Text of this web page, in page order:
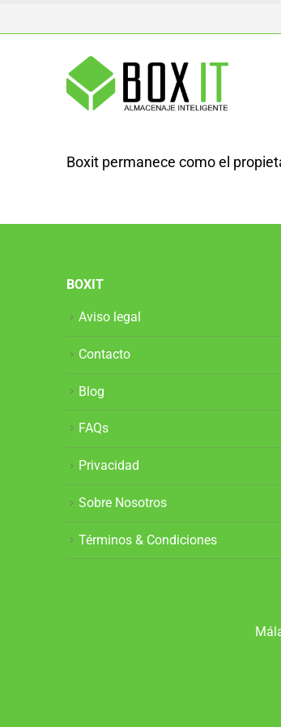
Boxit permanece como el
BOXIT
Aviso legal
Contacto
Blog
FAQs
Privacidad
Sobre Nosotros
Términos & Condiciones